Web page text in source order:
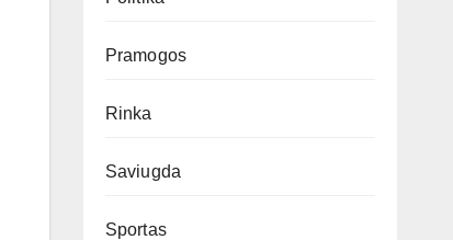
Pramogos
Rinka
Saviugda
Sportas